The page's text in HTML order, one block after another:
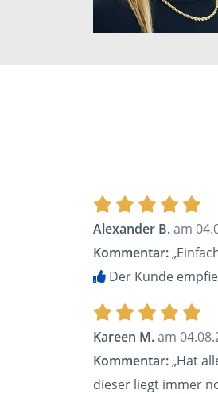
Alexander B.am
Kommentar:
Der Kunde
Kareen M.am
Kommentar:„Hat
dieser liegt immer